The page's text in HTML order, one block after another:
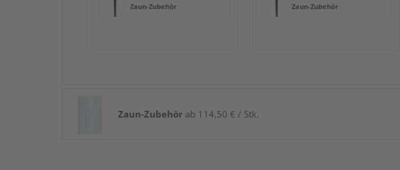
Zaun-Zubehör Zaun-Zubehör
Zaun-Zubehör ab 114,50 € / Stk.